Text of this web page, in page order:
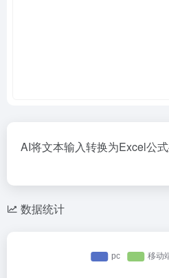
AI将文本输入转换为Excel公
数据统计